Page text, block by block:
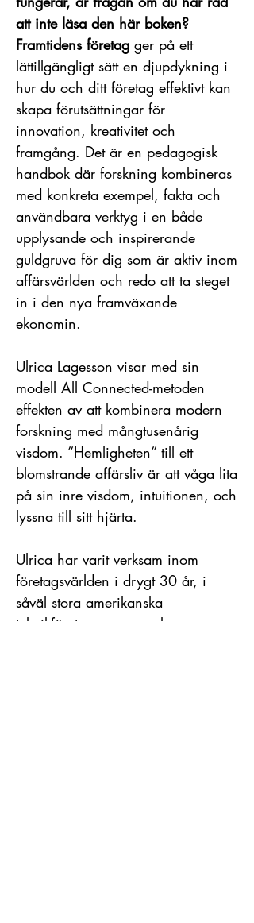
att inte läsa den här boken?
Framtidens företag ger på ett
lättillgängligt sätt en djupdykning i
hur du och ditt företag effektivt kan
skapa förutsättningar för
innovation, kreativitet och
framgång. Det är en pedagogisk
handbok där forskning kombineras
med konkreta exempel, fakta och
användbara verktyg i en både
upplysande och inspirerande
guldgruva för dig som är aktiv inom
affärsvärlden och redo att ta steget
in i den nya framväxande
ekonomin.
Ulrica Lagesson visar med sin
modell All Connected-metoden
effekten av att kombinera modern
forskning med mångtusenårig
visdom. ”Hemligheten” till ett
blomstrande affärsliv är att våga lita
på sin inre visdom, intuitionen, och
lyssna till sitt hjärta.
Ulrica har varit verksam inom
företagsvärlden i drygt 30 år, i
såväl stora amerikanska
teknikföretag som svenska